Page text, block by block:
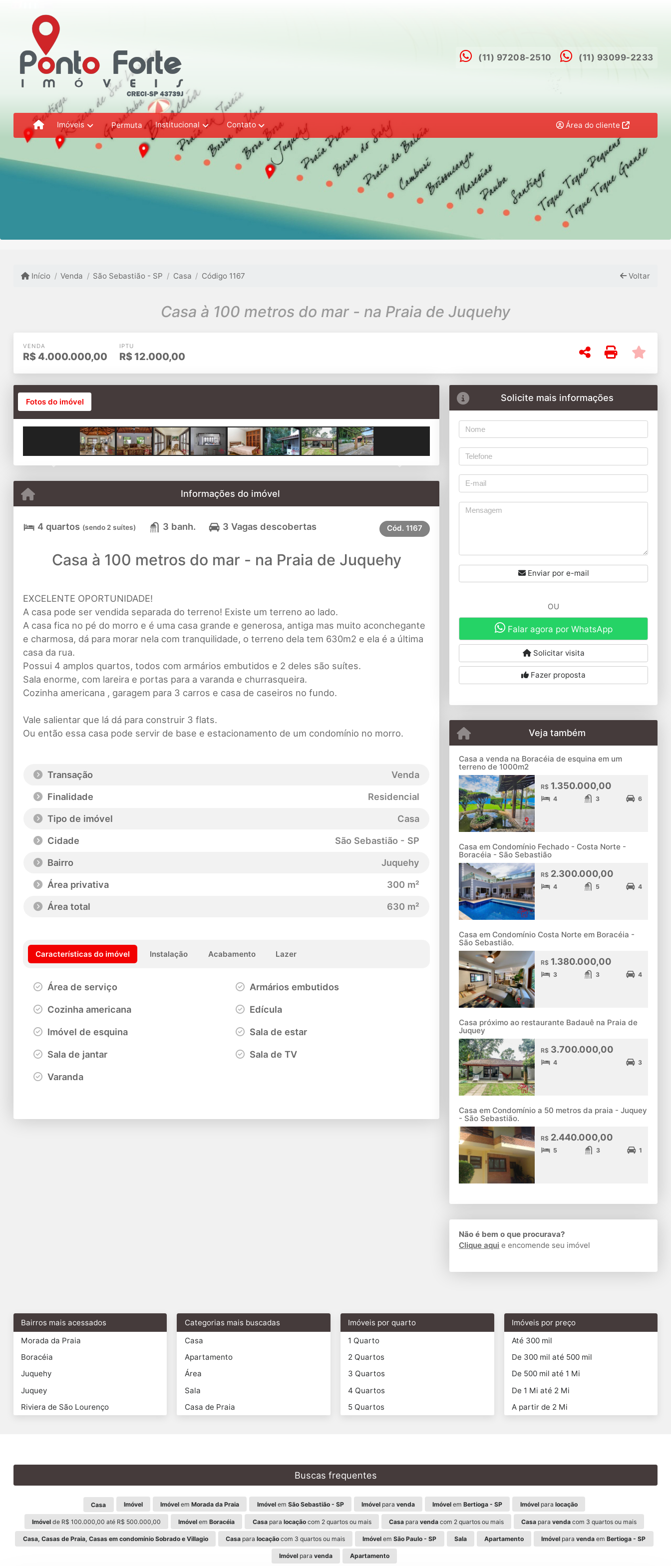
(11) 97208-2510 (11) 93099-2233
Imóveis Permuta Institucional Contato Área do cliente
Início Venda São Sebastião - SP Casa Código 1167 Voltar
Casa à 100 metros do mar - na Praia de Juquehy
VENDA
R$4.000.000,00
IPTU
R$12.000,00
Fotos do imóvel
Previous Next
Informações do imóvel
4 quartos (sendo 2 suítes) 3 banh. 3 Vagas descobertas Cód. 1167
Casa à 100 metros do mar - na Praia de Juquehy
EXCELENTE OPORTUNIDADE!
A casa pode ser vendida separada do terreno! Existe um terreno ao lado.
A casa fica no pé do morro e é uma casa grande e generosa, antiga mas muito aconchegante
e charmosa, dá para morar nela com tranquilidade, o terreno dela tem 630m2 e ela é a última
casa da rua.
Possui 4 amplos quartos, todos com armários embutidos e 2 deles são suítes.
Sala enorme, com lareira e portas para a varanda e churrasqueira.
Cozinha americana , garagem para 3 carros e casa de caseiros no fundo.
Vale salientar que lá dá para construir 3 flats.
Ou então essa casa pode servir de base e estacionamento de um condomínio no morro.
Transação
Venda
Finalidade
Residencial
Tipo de imóvel
Casa
Cidade
São Sebastião - SP
Bairro
Juquehy
Área privativa
300 m²
Área total
630 m²
Características do imóvel Instalação Acabamento Lazer
Área de serviço Armários embutidos
Cozinha americana Edícula
Imóvel de esquina Sala de estar
Sala de jantar Sala de TV
Varanda
Solicite mais informações
Enviar por e-mail
OU
Falar agora por WhatsApp
Solicitar visita
Fazer proposta
Veja também
Casa a venda na Boracéia de esquina em um
terreno de 1000m2
R$ 1.350.000,00
4 3 6
Casa em Condomínio Fechado - Costa Norte -
Boracéia - São Sebastião
R$ 2.300.000,00
4 5 4
Casa em Condomínio Costa Norte em Boracéia -
São Sebastião.
R$ 1.380.000,00
3 3 4
Casa próximo ao restaurante Badauê na Praia de
Juquey
R$ 3.700.000,00
4 3
Casa em Condomínio a 50 metros da praia - Juquey
- São Sebastião.
R$ 2.440.000,00
5 3 1
Não é bem o que procurava?
Clique aqui e encomende seu imóvel
Bairros mais acessados
Morada da Praia
Boracéia
Juquehy
Juquey
Riviera de São Lourenço
Categorias mais buscadas
Casa
Apartamento
Área
Sala
Casa de Praia
Imóveis por quarto
1 Quarto
2 Quartos
3 Quartos
4 Quartos
5 Quartos
Imóveis por preço
Até 300 mil
De 300 mil até 500 mil
De 500 mil até 1 Mi
De 1 Mi até 2 Mi
A partir de 2 Mi
Buscas frequentes
Casa Imóvel Imóvel emMorada da Praia Imóvelem São Sebastião - SP Imóvelpara venda Imóvel emBertioga - SP Imóvelpara locação
Imóvelde R$ 100.000,00 até R$ 500.000,00 Imóvel emBoracéia Casapara locaçãocom 2 quartos ou mais Casapara vendacom 2 quartos ou mais Casa paravenda com 3 quartos ou mais
Casa, Casas de Praia, Casas em condomínio Sobrado e Villagio Casapara locaçãocom 3 quartos ou mais Imóvel emSão Paulo - SP Sala Apartamento Imóvel paravenda emBertioga - SP
Imóvelpara venda Apartamento